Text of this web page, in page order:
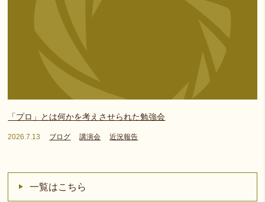
「プロ」とは何かを考えさせられた勉強会
2026.7.13 ブログ 講演会 近況報告
一覧はこちら